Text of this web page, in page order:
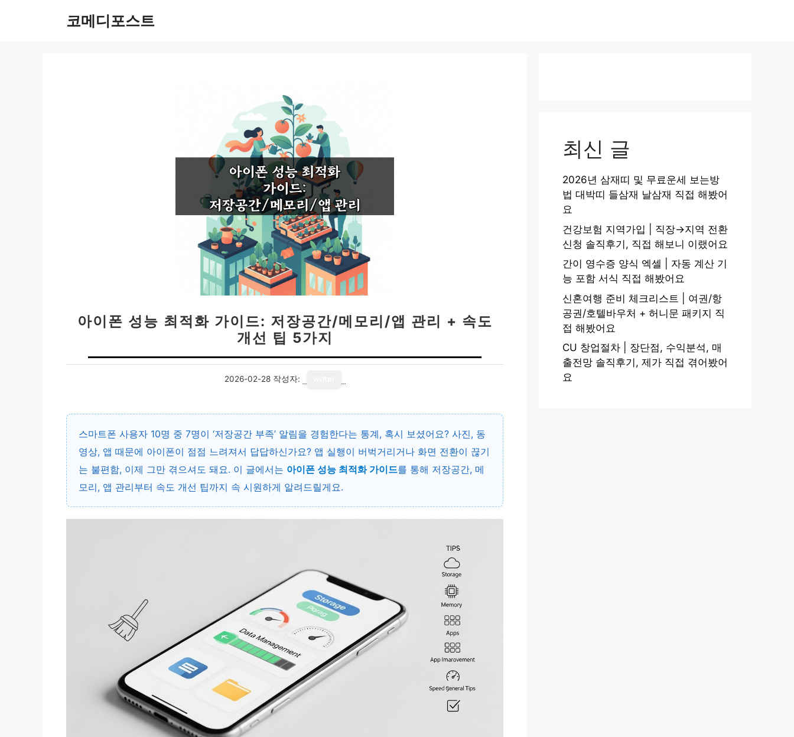
코메디포스트
아이폰 성능 최적화 가이드: 저장공간/메모리/앱 관리 + 속도
개선 팁 5가지
2026-02-28 작성자:
스마트폰 사용자 10명 중 7명이 ‘저장공간 부족’ 알림을 경험한다는 통계, 혹시 보셨어요? 사진, 동
영상, 앱 때문에 아이폰이 점점 느려져서 답답하신가요? 앱 실행이 버벅거리거나 화면 전환이 끊기
는 불편함, 이제 그만 겪으셔도 돼요. 이 글에서는 아이폰 성능 최적화 가이드를 통해 저장공간, 메
모리, 앱 관리부터 속도 개선 팁까지 속 시원하게 알려드릴게요.
최신 글
2026년 삼재띠 및 무료운세 보는방
법 대박띠 들삼재 날삼재 직접 해봤어
요
건강보험 지역가입 | 직장→지역 전환
신청 솔직후기, 직접 해보니 이랬어요
간이 영수증 양식 엑셀 | 자동 계산 기
능 포함 서식 직접 해봤어요
신혼여행 준비 체크리스트 | 여권/항
공권/호텔바우처 + 허니문 패키지 직
접 해봤어요
CU 창업절차 | 장단점, 수익분석, 매
출전망 솔직후기, 제가 직접 겪어봤어
요